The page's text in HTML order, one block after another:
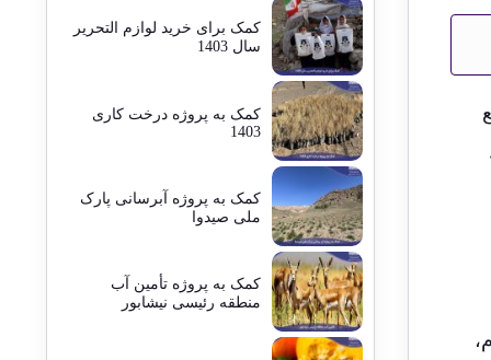
کمک برای خرید لوازم التحریر
سال 1403
کمک به پروژه درخت کاری
1403
کمک به پروژه آبرسانی پارک
ملی صیدوا
کمک به پروژه تأمین آب
منطقه رئیسی نیشابور